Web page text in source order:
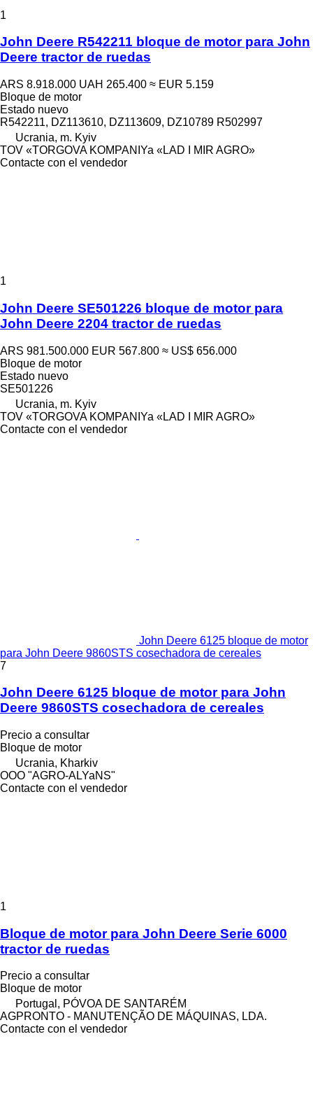
1
John Deere R542211 bloque de motor para John
Deere tractor de ruedas
ARS 8.918.000 UAH 265.400 ≈ EUR 5.159
Bloque de motor
Estado nuevo
R542211, DZ113610, DZ113609, DZ10789 R502997
Ucrania, m. Kyiv
TOV «TORGOVA KOMPANIYa «LAD I MIR AGRO»
Contacte con el vendedor
1
John Deere SE501226 bloque de motor para
John Deere 2204 tractor de ruedas
ARS 981.500.000 EUR 567.800 ≈ US$ 656.000
Bloque de motor
Estado nuevo
SE501226
Ucrania, m. Kyiv
TOV «TORGOVA KOMPANIYa «LAD I MIR AGRO»
Contacte con el vendedor
John Deere 6125 bloque de motor
para John Deere 9860STS cosechadora de cereales
7
John Deere 6125 bloque de motor para John
Deere 9860STS cosechadora de cereales
Precio a consultar
Bloque de motor
Ucrania, Kharkiv
OOO "AGRO-ALYaNS"
Contacte con el vendedor
1
Bloque de motor para John Deere Serie 6000
tractor de ruedas
Precio a consultar
Bloque de motor
Portugal, PÓVOA DE SANTARÉM
AGPRONTO - MANUTENÇÃO DE MÁQUINAS, LDA.
Contacte con el vendedor